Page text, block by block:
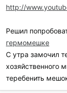
http://
Решил
гермомешке
С утра замочил
хозяйственного
теребенить